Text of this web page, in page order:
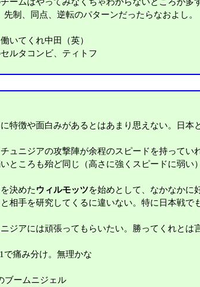
制、同点、逆転のパターンだったらなおよし。
いてくれ中田（英）
ルタコンビ、ティトフ
特徴や面白みがあるとはあまり思えない。日本
ュニジアの攻撃陣が余程のスピードを持ってい
ところも殆ど同じ（高さに強くスピードに弱
決めたウィルモッツを始めとして、なかなかに
相手を研究してくるに違いない。特に日本戦で
ジアには頑張ってもらいたい。勝ってくれとは
痛み分け。無理かな
ブームニジェル